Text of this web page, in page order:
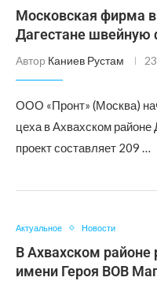
Московская фирма в
Дагестане швейную
Автор Каниев Рустам
ООО «Пронт» (Москва)
цеха в Ахвахском районе
проект составляет 209 …
Актуальное Новости
В Ахвахском районе
имени Героя ВОВ